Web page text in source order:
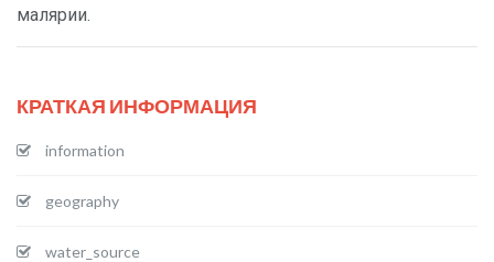
малярии.
КРАТКАЯ ИНФОРМАЦИЯ
information
geography
water_source